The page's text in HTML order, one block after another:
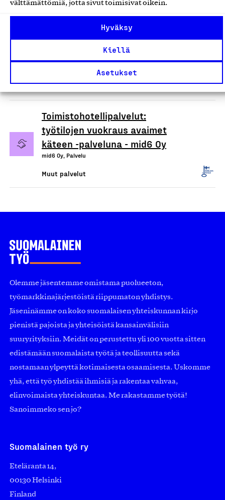
välttämättömiä, jotta sivut toimisivat oikein.
Hyväksy
Kiellä
Asetukset
Toimistohotellipalvelut:
työtilojen vuokraus avaimet
käteen -palveluna - WM Office
Muut palvelut
Toimistohotellipalvelut:
työtilojen vuokraus avaimet
käteen -palveluna - mid6 Oy
mid6 Oy, Palvelu
Muut palvelut
Olemme jäsentemme omistama puolueeton,
työmarkkinajärjestöistä riippumaton yhdistys.
Jäseninämme on koko suomalaisen yhteiskunnan kirjo
pienistä pajoista ja yhteisöistä kansainvälisiin
suuryrityksiin. Meidät on perustettu yli 100 vuotta sitten
edistämään suomalaista työtä ja teollisuutta sekä
nostamaan ylpeyttä kotimaisesta osaamisesta. Uskomme
yhä, että työ yhdistää ihmisiä ja rakentaa vahvaa,
elinvoimaista yhteiskuntaa. Me rakastamme työtä!
Sanoimmeko sen jo?
Suomalainen työ ry
Eteläranta 14,
00130 Helsinki
Finland